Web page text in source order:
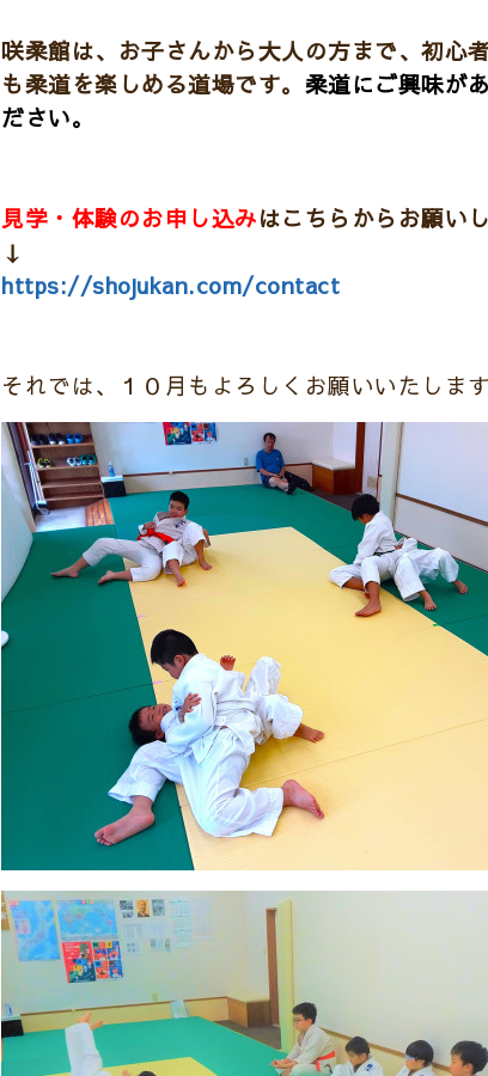
咲柔館は、お子さんから大人の方まで、初心
も柔道を楽しめる道場です。 柔道にご興味が
ださい。
見学・体験のお申し込みはこちらからお願いし
↓
https://shojukan.com/contact
それでは、１０月もよろしくお願いいたします